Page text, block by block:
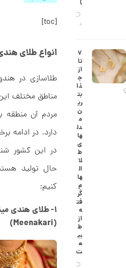
[toc]
انواع طلای
طلاسازی در
مناطق مختلف
مردم آن منطقه
دارد. در ادامه
در این کشور
حال تولید
کنیم:
۱- طلای هندی
(Meenakari)
)
0
۷
تا
از
ج
ذا
بت
ری
ن
م
دل
ها
ی
ط
لا
ال
ها
م
گر
فت
ه
از
ط
بی
ع
ت
ش
ع
ی
ک
د
C
R
8
8
9
ا
ن
گ
ش
ت
ر
ط
ل
ا
ط
ر
ک
ا
ر
ت
ه
ک
C
R
8
8
1
1
2
,
3
5
5
,
0
0
0
ت
و
م